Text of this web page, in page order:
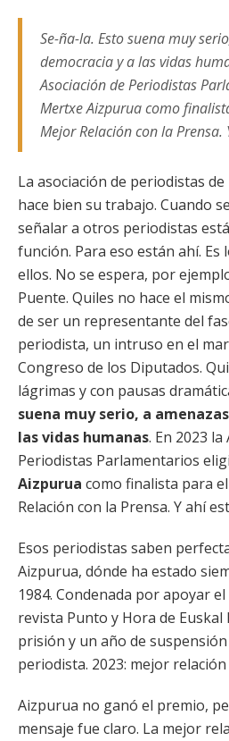
Se-ña-la. Esto suena muy
democracia y a las vidas
Asociación de Periodistas
Mertxe Aizpurua como
Mejor Relación con la Prensa.
La asociación de periodistas
hace bien su trabajo. Cuando
señalar a otros periodistas
función. Para eso están ahí. Es
ellos. No se espera, por
Puente. Quiles no hace el
de ser un representante del
periodista, un intruso en el
Congreso de los Diputados.
lágrimas y con pausas
suena muy serio, a
las vidas humanas. En 2023 la
Periodistas Parlamentarios
Aizpurua como finalista para
Relación con la Prensa. Y ahí
Esos periodistas saben
Aizpurua, dónde ha estado
1984. Condenada por apoyar
revista Punto y Hora de Euskal
prisión y un año de
periodista. 2023: mejor
Aizpurua no ganó el premio,
mensaje fue claro. La mejor